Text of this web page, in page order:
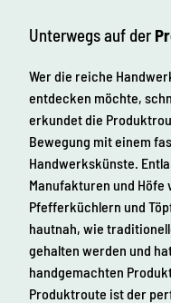
Unterwegs auf der
Wer die reiche
entdecken möchte,
erkundet die
Bewegung mit einem
Handwerkskünste.
Manufakturen und
Pfefferküchlern und
hautnah, wie
gehalten werden und
handgemachten
Produktroute ist der